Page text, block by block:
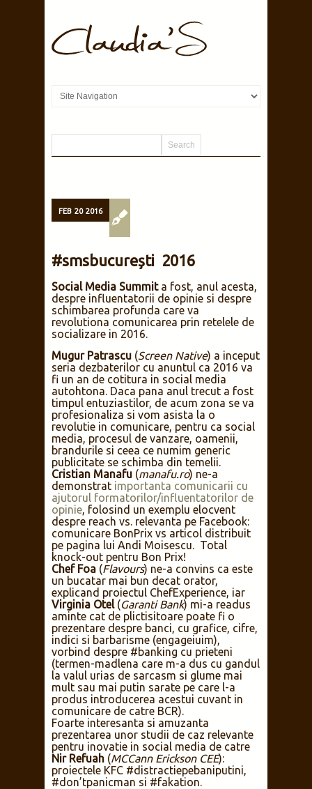
FEB 20 2016
#smsbucurești 2016
Social Media Summita fost, anul acesta,
despre influentatorii de opinie si despre
schimbarea profunda care va
revolutiona comunicarea prin retelele de
socializare in 2016.
Mugur Patrascu (Screen Native) a inceput
seria dezbaterilor cu anuntul ca 2016 va
fi un an de cotitura in social media
autohtona. Daca pana anul trecut a fost
timpul entuziastilor, de acum zona se va
profesionaliza si vom asista la o
revolutie in comunicare, pentru ca social
media, procesul de vanzare, oamenii,
brandurile si ceea ce numim generic
publicitate se schimba din temelii.
Cristian Manafu (manafu.ro) ne-a
demonstrat importanta comunicarii cu
ajutorul formatorilor/influentatorilor de
opinie, folosind un exemplu elocvent
despre reach vs. relevanta pe Facebook:
comunicare BonPrix vs articol distribuit
pe pagina lui Andi Moisescu. Total
knock-out pentru Bon Prix!
Chef Foa (Flavours) ne-a convins ca este
un bucatar mai bun decat orator,
explicand proiectul ChefExperience, iar
Virginia Otel (Garanti Bank) mi-a readus
aminte cat de plictisitoare poate fi o
prezentare despre banci, cu grafice, cifre,
indici si barbarisme (engageiuim),
vorbind despre #banking cu prieteni
(termen-madlena care m-a dus cu gandul
la valul urias de sarcasm si glume mai
mult sau mai putin sarate pe care l-a
produs introducerea acestui cuvant in
comunicare de catre BCR).
Foarte interesanta si amuzanta
prezentarea unor studii de caz relevante
pentru inovatie in social media de catre
Nir Refuah (MCCann Erickson CEE):
proiectele KFC #distractiepebaniputini,
#don’tpanicman si #fakation.